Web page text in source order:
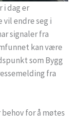
i dag er
endre seg i
signaler fra
kan være
som Bygg
fra
for å møtes